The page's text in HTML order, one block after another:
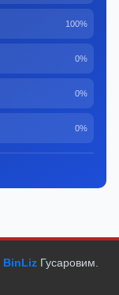
100%
0%
0%
0%
BinLiz Гусаровим.